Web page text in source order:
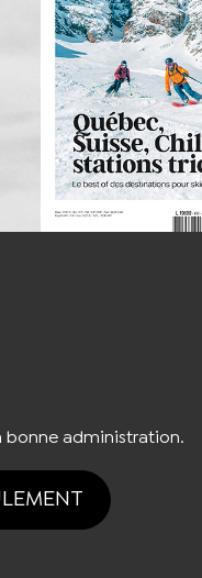
bonne administration.